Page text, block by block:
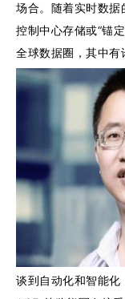
场合。随着实时数
控制中心存储或“锚
全球数据圈，其中有
谈到自动化和智能化